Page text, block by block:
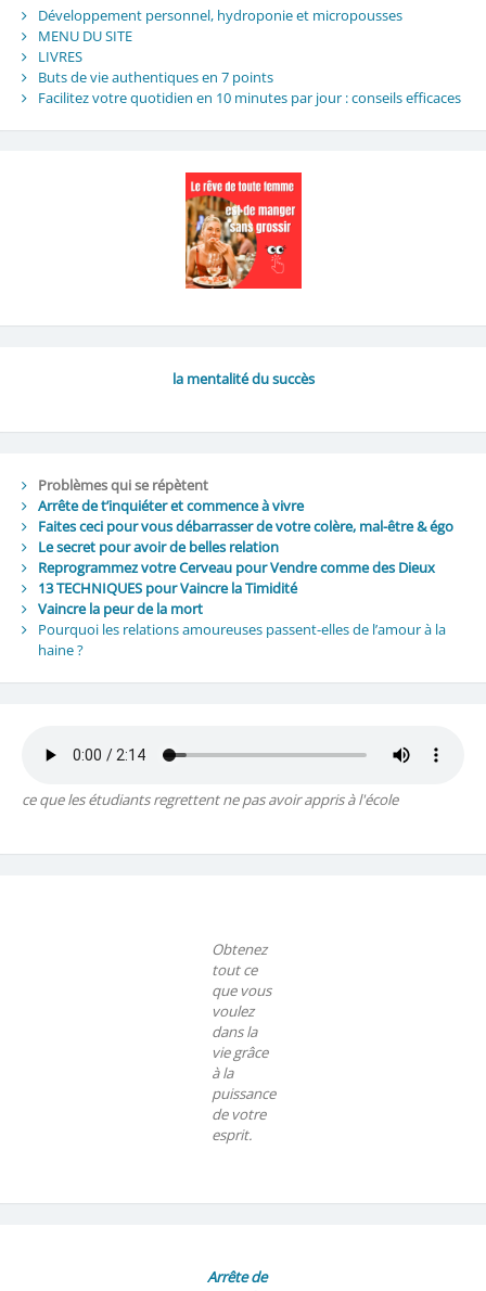
Développement personnel, hydroponie et micropousses
MENU DU SITE
LIVRES
Buts de vie authentiques en 7 points
Facilitez votre quotidien en 10 minutes par jour : conseils efficaces
la mentalité du succès
Problèmes qui se répètent
Arrête de t’inquiéter et commence à vivre
Faites ceci pour vous débarrasser de votre colère, mal-être & égo
Le secret pour avoir de belles relation
Reprogrammez votre Cerveau pour Vendre comme des Dieux
13 TECHNIQUES pour Vaincre la Timidité
Vaincre la peur de la mort
Pourquoi les relations amoureuses passent-elles de l’amour à la
haine ?
ce que les étudiants regrettent ne pas avoir appris à l'école
Obtenez
tout ce
que vous
voulez
dans la
vie grâce
à la
puissance
de votre
esprit.
Arrête de